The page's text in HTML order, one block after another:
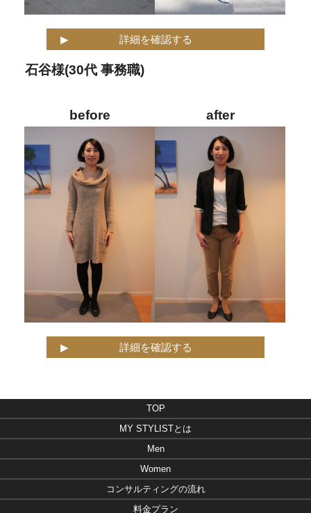
詳細を確認する
石谷様(30代 事務職)
before after
詳細を確認する
TOP
MY STYLISTとは
Men
Women
コンサルティングの流れ
料金プラン